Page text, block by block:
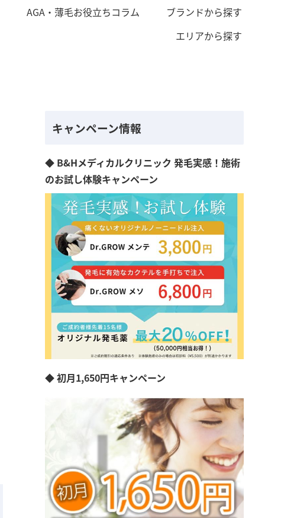
AGA・薄毛お役立ちコラム
ブランドから探す
エリアから探す
キャンペーン情報
◆ B&Hメディカルクリニック 発毛実感！施術
のお試し体験キャンペーン
◆ 初月1,650円キャンペーン